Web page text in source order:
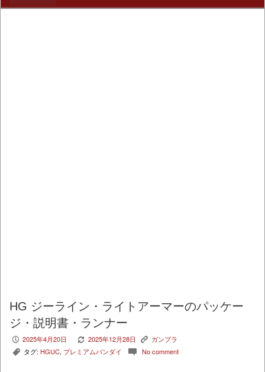
HG ジーライン・ライトアーマーのパッケー
ジ・説明書・ランナー
P 2025年4月20日 V 2025年12月28日 K ガンプラ
, タグ: HGUC, プレミアムバンダイ c No comment